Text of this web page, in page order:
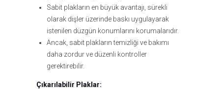
Sabit plakların en büyük avantajı, sürekli
olarak dişler üzerinde baskı uygulayarak
istenilen düzgün konumlarını korumalarıdır.
Ancak, sabit plakların temizliği ve bakımı
daha zordur ve düzenli kontroller
gerektirebilir.
Çıkarılabilir Plaklar: